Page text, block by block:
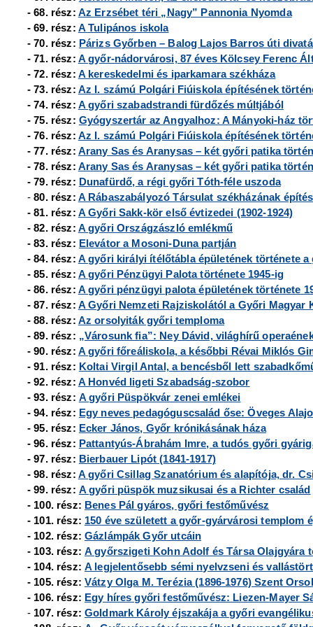
- 68. rész: Az Erzsébet téri „Nagy” Pannonia Nyomda
- 69. rész: A Tulipános iskola
- 70. rész: Párizs Győrben – Balog Lajos Barros úti
- 71. rész: A győr-nádorvárosi, 87 éves Kölcsey Ferenc
- 72. rész: A kereskedelmi és iparkamara székháza
- 73. rész: Az I. számú Polgári Fiúiskola építésének
- 74. rész: A győri szabadstrandi fürdőzés múltjából
- 75. rész: Gyógyszertár az Angyalhoz: A Mányoki-ház
- 76. rész: Az I. számú Polgári Fiúiskola építésének
- 77. rész: Arany Sas és Aranysas – két győri patika
- 78. rész: Arany Sas és Aranysas – két győri patika
- 79. rész: Dunafürdő, a régi győri Tóth-féle uszoda
- 80. rész: A Rábaszabályozó Társulat székházának
- 81. rész: A Győri Sakk-kör első évtizedei (1902-1924)
- 82. rész: A győri Országzászló emlékmű
- 83. rész: Elevátor a Mosoni-Duna partján
- 84. rész: A győri királyi ítélőtábla épületének története
- 85. rész: A győri Pénzügyi Palota története 1945-ig
- 86. rész: A győri pénzügyi palota épületének története
- 87. rész: A Győri Nemzeti Rajziskolától a Győri Magyar
- 88. rész: Az orsolyiták győri temploma
- 89. rész: „Városunk fia”: Ney Dávid, világhírű
- 90. rész: A győri főreáliskola, a későbbi Révai Miklós
- 91. rész: Koltai Virgil Antal, a bencésből lett
- 92. rész: A Honvéd ligeti Szabadság-szobor
- 93. rész: A győri Püspökvár zenei emlékei
- 94. rész: Egy neves pedagóguscsalád őse: Öveges
- 95. rész: Ecker János, Győr krónikásának háza
- 96. rész: Pattantyús-Ábrahám Imre, a tudós győri
- 97. rész: Bierbauer Lipót (1841-1917)
- 98. rész: A győri Csillag Szanatórium és alapítója, dr.
- 99. rész: A győri püspök muzsikusai és a Richter család
- 100. rész: Benes Pál gyáros, győri festőművész
- 101. rész: 150 éve született a győr-gyárvárosi templom
- 102. rész: Gázlámpák Győr utcáin
- 103. rész: A győrszigeti Kohn Adolf és Társa Olajgyára
- 104. rész: A legjelentősebb sémi nyelvzseni és
- 105. rész: Vátzy Olga M. Terézia (1896-1976) Szent
- 106. rész: Egy híres győri festőművész: Liezen-Mayer
- 107. rész: Goldmark Károly éjszakája a győri